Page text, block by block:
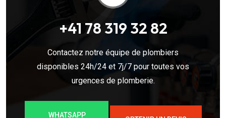
+41 78 319 32 82
Contactez notre équipe de plombiers
disponibles 24h/24 et 7j/7 pour toutes vos
urgences de plomberie.
WHATSAPP